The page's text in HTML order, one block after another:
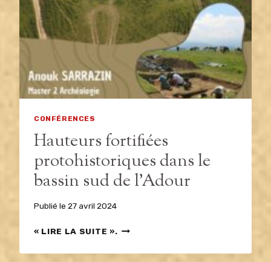
CONFÉRENCES
Hauteurs fortifiées
protohistoriques dans le
bassin sud de l’Adour
Publié le 27 avril 2024
« LIRE LA SUITE ». HAUTEURS
PROTOHISTORIQUES